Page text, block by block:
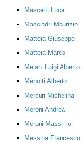
Mascetti Luca
Masciadri Maurizio
Mattera Giuseppe
Mattera Marco
Melani Luigi Alberto
Menotti Alberto
Mercuri Michelina
Meroni Andrea
Meroni Massimo
Messina Francesco